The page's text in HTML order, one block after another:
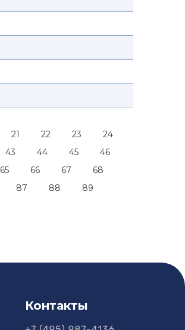
21 22 23
24
43 44 45
46
65 66 67
68
87 88
89
Контакты